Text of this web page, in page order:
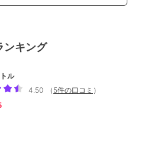
ンキング
ル
4.50
（ 5件の口コミ ）